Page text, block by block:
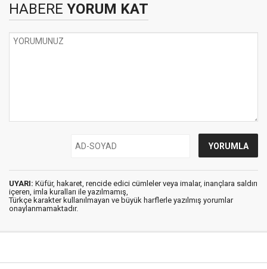
HABERE YORUM KAT
UYARI: Küfür, hakaret, rencide edici cümleler veya imalar, inançlara saldırı
içeren, imla kuralları ile yazılmamış,
Türkçe karakter kullanılmayan ve büyük harflerle yazılmış yorumlar
onaylanmamaktadır.